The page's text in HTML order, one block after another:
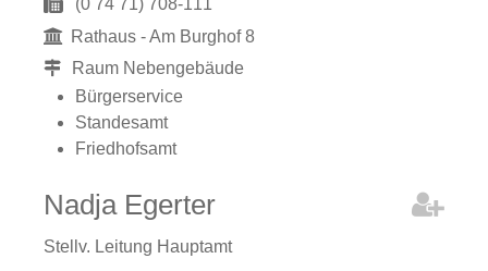
(0 74 71) 708-111
Rathaus - Am Burghof 8
Raum Nebengebäude
Bürgerservice
Standesamt
Friedhofsamt
Nadja Egerter
Stellv. Leitung Hauptamt